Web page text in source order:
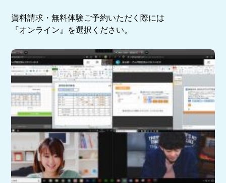
資料請求・無料体験ご予約いただく際には
『オンライン』を選択ください。